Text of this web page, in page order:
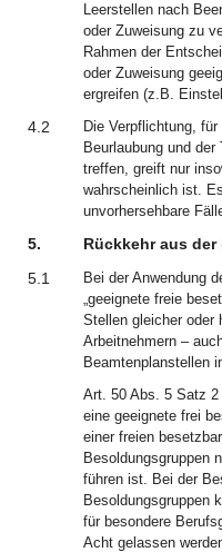
Leerstellen nach
oder Zuweisung zu
Rahmen der
oder Zuweisung
ergreifen (z.B.
4.2
Die Verpflichtung,
Beurlaubung und
treffen, greift nur
wahrscheinlich ist.
unvorhersehbare
5.
Rückkehr aus
5.1
Bei der Anwendung
„geeignete freie
Stellen gleicher oder
Arbeitnehmern –
Beamtenplanstellen
Art. 50 Abs. 5 Satz
eine geeignete frei
einer freien
Besoldungsgruppen
führen ist. Bei der
Besoldungsgruppen
für besondere
Acht gelassen